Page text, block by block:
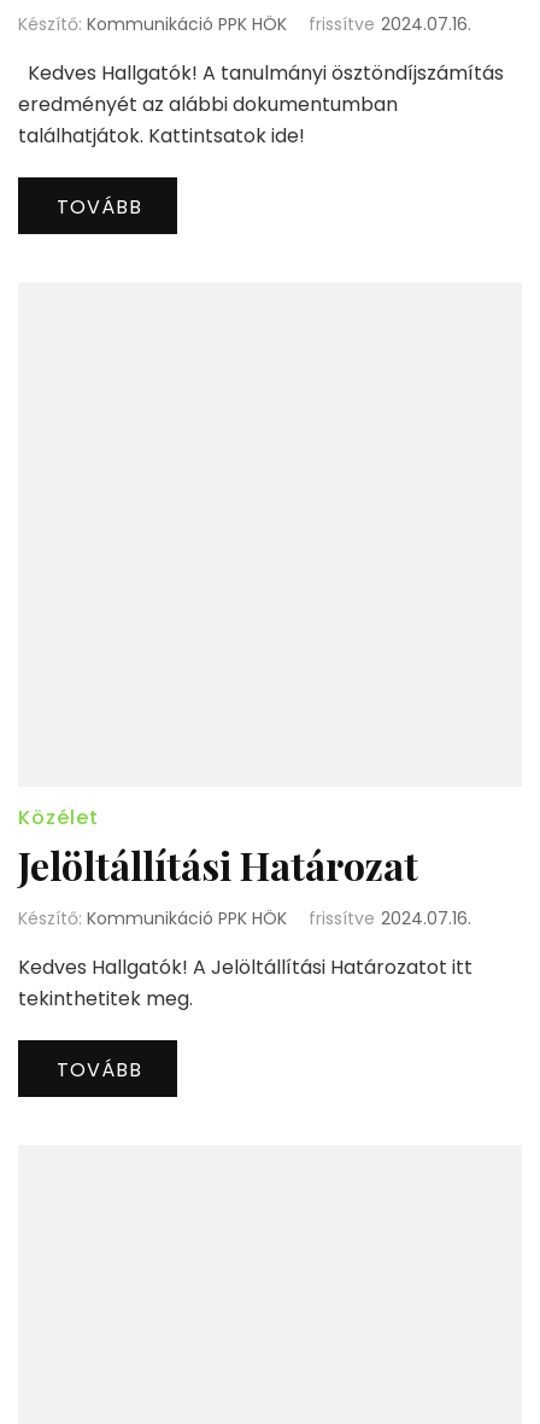
Készítő: Kommunikáció PPK HÖK frissítve 2024.07.16.
Kedves Hallgatók! A tanulmányi ösztöndíjszámítás
eredményét az alábbi dokumentumban
találhatjátok. Kattintsatok ide!
TOVÁBB
Közélet
Jelöltállítási Határozat
Készítő: Kommunikáció PPK HÖK frissítve 2024.07.16.
Kedves Hallgatók! A Jelöltállítási Határozatot itt
tekinthetitek meg.
TOVÁBB